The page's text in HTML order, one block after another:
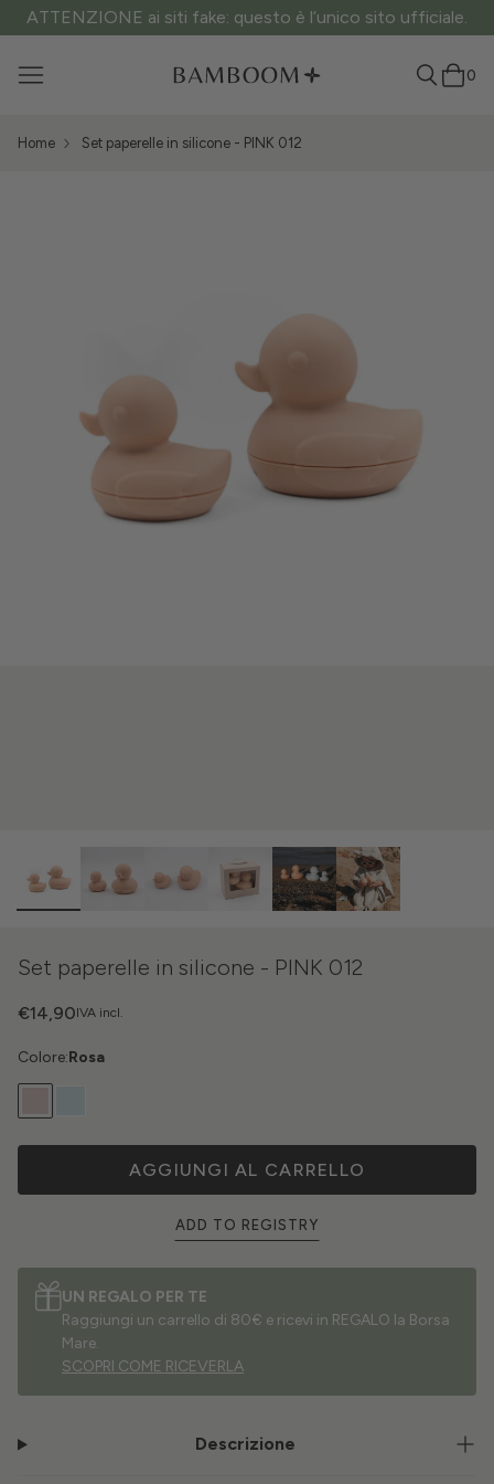
ATTENZIONE ai siti fake: questo è l’unico sito ufficiale.
0
Home Set paperelle in silicone - PINK 012
Set paperelle in silicone - PINK 012
IVA incl.
€14,90
Colore:Rosa
AGGIUNGI AL CARRELLO
ADD TO REGISTRY
UN REGALO PER TE
Raggiungi un carrello di 80€ e ricevi in REGALO la Borsa
Mare.
SCOPRI COME RICEVERLA
Descrizione